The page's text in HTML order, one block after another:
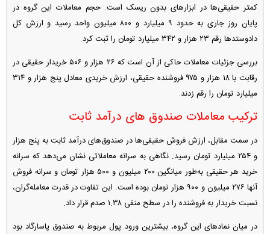
کمتر حقیقی‌ها در ابزارهای بدون ریسک است. حجم معاملات این گروه در
پایان روز جاری به حدود ۹ میلیارد و ۸۰۰ میلیون واحد رسید و ارزش کل
دادوستدها رقم ۲۳ هزار و ۳۴۲ میلیارد تومان را ثبت کرد.
بررسی جزئیات معاملات حاکی از آن است که ۲۶ هزار و ۵۰۶ خریدار حقیقی در
رقابت با ۱۸ هزار و ۹۷۵ فروشنده حقیقی، ارزش خریدی معادل پنج هزار و ۳۱۴
میلیارد تومان را رقم زدند.
ترکیب معاملات صندوق های درآمد ثابت
در سمت مقابل، ارزش فروش حقیقی‌ها در صندوق‌های درآمد ثابت به پنج هزار
و ۲۵۴ میلیارد تومان رسید. نگاهی به سرانه معاملاتی نشان می‌دهد که سرانه
خرید هر حقیقی به‌طور میانگین ۲۰۰ میلیون و ۵۰۰ هزار تومان و سرانه فروش
آنها ۲۷۶ میلیون و ۹۰۰ هزار تومان بوده است. این تفاوت در قدرت معامله‌گران،
نسبت خریدار به فروشنده را در سطح منفی ۱.۳۸ صدم قرار داد.
در میان نماد‌های این گروه، بیشترین ورود پول مربوط به صندوق پاسارگاد بود